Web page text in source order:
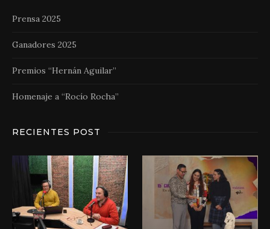
Prensa 2025
Ganadores 2025
Premios “Hernán Aguilar”
Homenaje a “Rocío Rocha”
RECIENTES POST